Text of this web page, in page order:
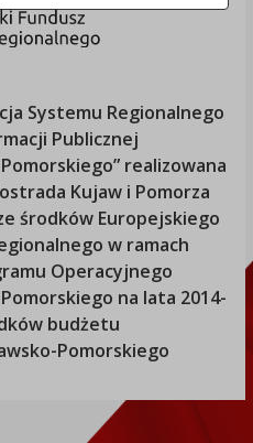
Systemu Regionalnego
Publicznej
” realizowana
Kujaw i Pomorza
środków Europejskiego
w ramach
Operacyjnego
na lata 2014-
budżetu
Pomorskiego